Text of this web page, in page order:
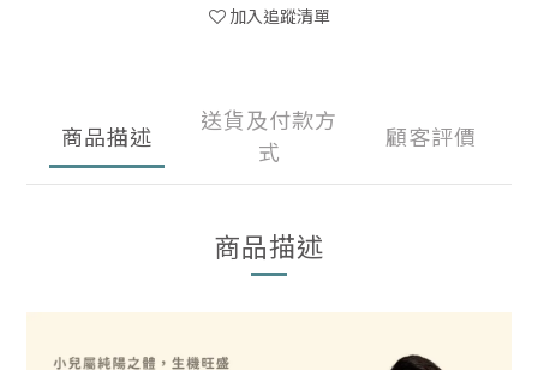
加入追蹤清單
商品描述
送貨及付款方
式
顧客評價
商品描述